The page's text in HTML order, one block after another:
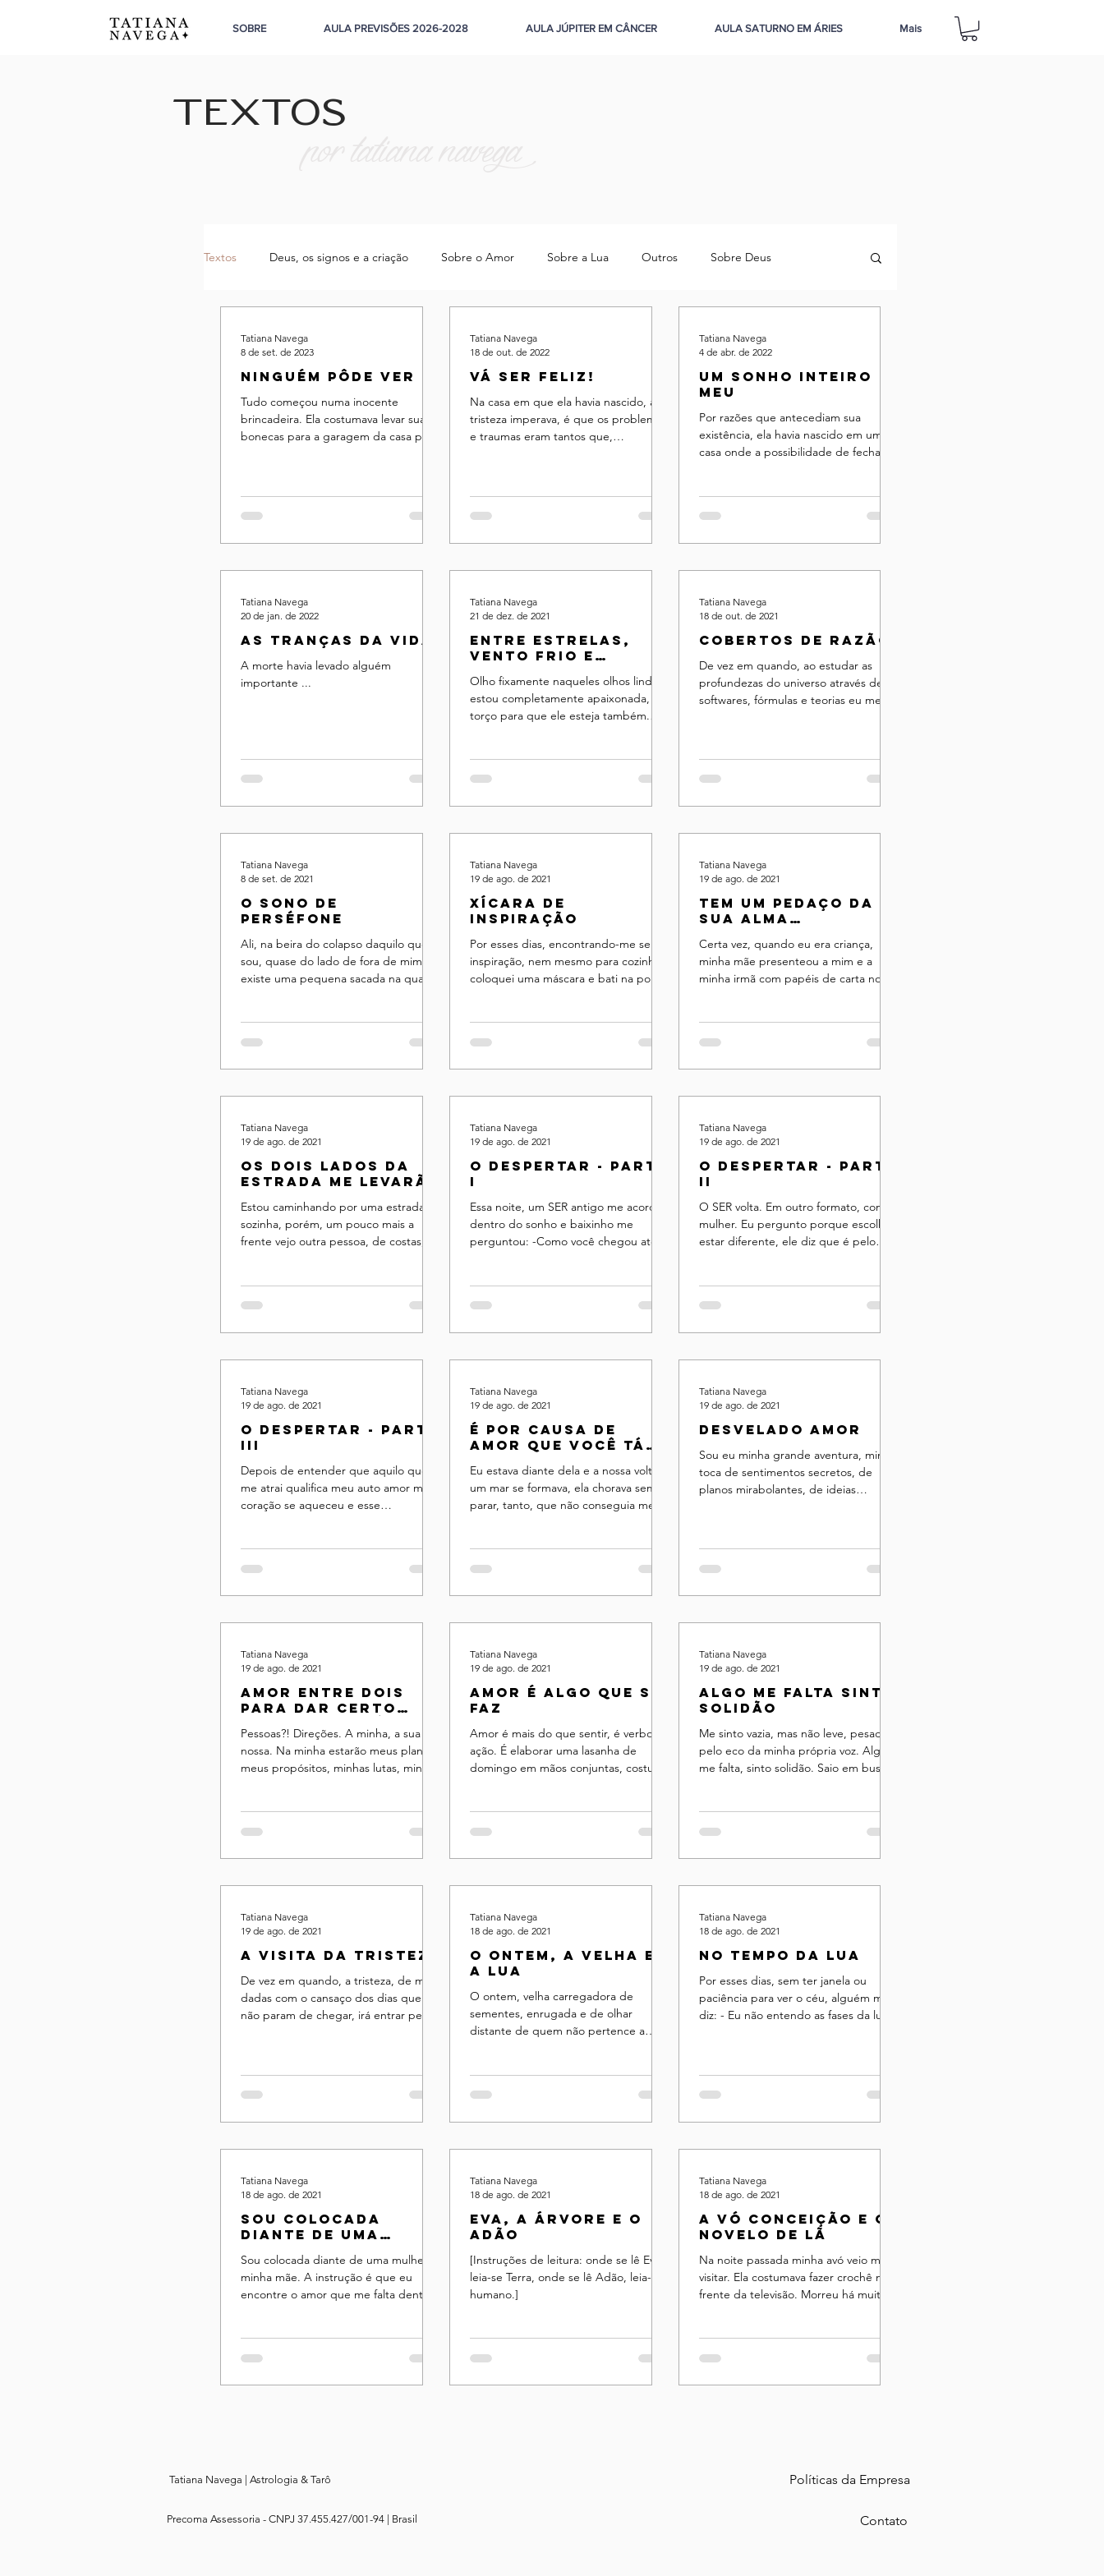
SOBRE AULA PREVISÕES 2026-2028 AULA JÚPITER EM CÂNCER AULA SATURNO EM ÁRIES Mais
textospor tatiana navega
Textos Deus, os signos e a criação Sobre o Amor Sobre a Lua Outros Sobre Deus
Ninguém pôde ver
Tudo começou numa inocente
brincadeira. Ela costumava levar suas
bonecas para a garagem da casa pois,
Tatiana Navega
8 de set. de 2023
Vá ser feliz!
Na casa em que ela havia nascido, a
tristeza imperava, é que os problemas
e traumas eram tantos que,
Tatiana Navega
18 de out. de 2022
Um sonho inteiro
meu
Por razões que antecediam sua
existência, ela havia nascido em uma
casa onde a possibilidade de fechar as
Tatiana Navega
4 de abr. de 2022
As tranças da vida
A morte havia levado alguém
importante ...
Tatiana Navega
20 de jan. de 2022
Entre estrelas,
vento frio e
Olho fixamente naqueles olhos lindos,
estou completamente apaixonada,
torço para que ele esteja também.
Tatiana Navega
21 de dez. de 2021
Cobertos de razão
De vez em quando, ao estudar as
profundezas do universo através de
softwares, fórmulas e teorias eu me
Tatiana Navega
18 de out. de 2021
O sono de
Perséfone
Ali, na beira do colapso daquilo que
sou, quase do lado de fora de mim,
existe uma pequena sacada na qual às
Tatiana Navega
8 de set. de 2021
Xícara de
inspiração
Por esses dias, encontrando-me sem
inspiração, nem mesmo para cozinhar,
coloquei uma máscara e bati na porta
Tatiana Navega
19 de ago. de 2021
Tem um pedaço da
sua alma
chão
Certa vez, quando eu era criança,
minha mãe presenteou a mim e a
minha irmã com papéis de carta nos
Tatiana Navega
19 de ago. de 2021
Os dois lados da
estrada me levarão
Estou caminhando por uma estrada,
sozinha, porém, um pouco mais a
frente vejo outra pessoa, de costas, e
Tatiana Navega
19 de ago. de 2021
O despertar - parte
I
Essa noite, um SER antigo me acordou
dentro do sonho e baixinho me
perguntou: -Como você chegou até
Tatiana Navega
19 de ago. de 2021
O despertar - parte
II
O SER volta. Em outro formato, como
mulher. Eu pergunto porque escolheu
estar diferente, ele diz que é pelo
Tatiana Navega
19 de ago. de 2021
O despertar - parte
III
Depois de entender que aquilo que
me atrai qualifica meu auto amor meu
coração se aqueceu e esse
Tatiana Navega
19 de ago. de 2021
É por causa de
amor que você tá
Eu estava diante dela e a nossa volta
um mar se formava, ela chorava sem
parar, tanto, que não conseguia me
Tatiana Navega
19 de ago. de 2021
Desvelado amor
Sou eu minha grande aventura, minha
toca de sentimentos secretos, de
planos mirabolantes, de ideias
Tatiana Navega
19 de ago. de 2021
Amor entre dois
para dar certo
Pessoas?! Direções. A minha, a sua e a
nossa. Na minha estarão meus planos,
meus propósitos, minhas lutas, minhas
Tatiana Navega
19 de ago. de 2021
Amor é algo que se
faz
Amor é mais do que sentir, é verbo,
ação. É elaborar uma lasanha de
domingo em mãos conjuntas, costurar
Tatiana Navega
19 de ago. de 2021
Algo me falta sinto
solidão
Me sinto vazia, mas não leve, pesada
pelo eco da minha própria voz. Algo
me falta, sinto solidão. Saio em busca
Tatiana Navega
19 de ago. de 2021
A visita da tristeza
De vez em quando, a tristeza, de mãos
dadas com o cansaço dos dias que
não param de chegar, irá entrar pela
Tatiana Navega
19 de ago. de 2021
O ontem, a velha e
a lua
O ontem, velha carregadora de
sementes, enrugada e de olhar
distante de quem não pertence a
Tatiana Navega
18 de ago. de 2021
No tempo da lua
Por esses dias, sem ter janela ou
paciência para ver o céu, alguém me
diz: - Eu não entendo as fases da lua,
Tatiana Navega
18 de ago. de 2021
Sou colocada
diante de uma
Sou colocada diante de uma mulher,
minha mãe. A instrução é que eu
encontre o amor que me falta dentro
Tatiana Navega
18 de ago. de 2021
Eva, a árvore e o
Adão
[Instruções de leitura: onde se lê Eva,
leia-se Terra, onde se lê Adão, leia-se
humano.]
Tatiana Navega
18 de ago. de 2021
A vó Conceição e o
novelo de lã
Na noite passada minha avó veio me
visitar. Ela costumava fazer crochê na
frente da televisão. Morreu há muito
Tatiana Navega
18 de ago. de 2021
Precoma Assessoria - CNPJ 37.455.427/001-94 | Brasil Contato
Tatiana Navega | Astrologia & Tarô Políticas da Empresa